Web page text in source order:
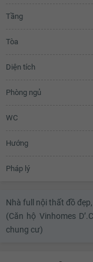
Tầng
Tòa
Diện tích
Phòng ngủ
WC
Hướng
Pháp lý
Nhà full nội thất đồ
(Căn hộ Vinhomes
chung cư)